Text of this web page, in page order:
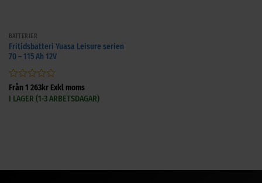
BATTERIER
Fritidsbatteri Yuasa Leisure serien
70 – 115 Ah 12V
Betygsatt
0
Från1 263krExkl moms
I LAGER (1-3 ARBETSDAGAR)